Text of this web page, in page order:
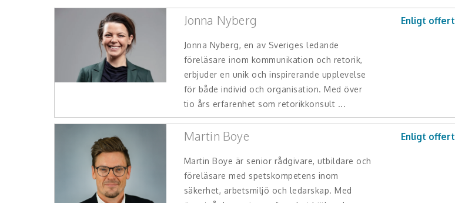
Jonna Nyberg
Jonna Nyberg, en av Sveriges ledande
föreläsare inom kommunikation och retorik,
erbjuder en unik och inspirerande upplevelse
för både individ och organisation. Med över
tio års erfarenhet som retorikkonsult ...
Enligt offert
Martin Boye
Martin Boye är senior rådgivare, utbildare och
föreläsare med spetskompetens inom
säkerhet, arbetsmiljö och ledarskap. Med
Enligt offert